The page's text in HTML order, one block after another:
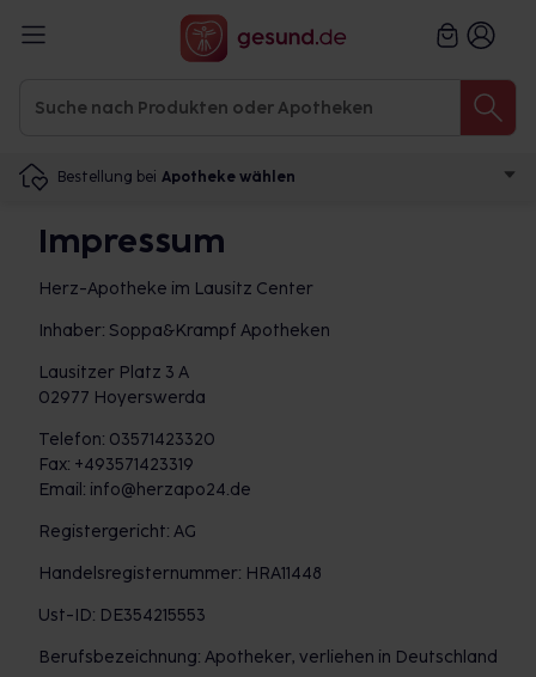
Bestellung bei Apotheke wählen
Impressum
Herz-Apotheke im Lausitz Center
Inhaber: Soppa&Krampf Apotheken
Lausitzer Platz 3 A
02977 Hoyerswerda
Telefon: 03571423320
Fax: +493571423319
Email: info@herzapo24.de
Registergericht: AG
Handelsregisternummer: HRA11448
Ust-ID: DE354215553
Berufsbezeichnung: Apotheker, verliehen in Deutschland